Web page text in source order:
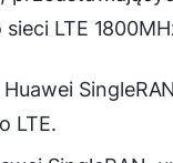
LTE
LTE.